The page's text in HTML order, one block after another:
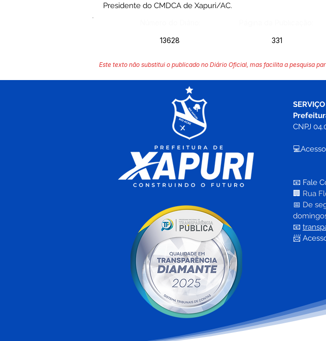
Presidente do CMDCA de Xapuri/AC.
13628 331
Este texto não substitui o publicado no Diário Oficial, mas facilita a pesquisa
CNPJ
📧 Fale
🏢 Rua
📅 De
📧
📨